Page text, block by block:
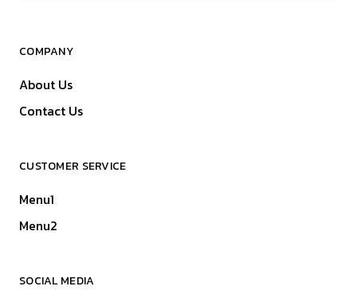
COMPANY
About Us
Contact Us
CUSTOMER SERVICE
Menu1
Menu2
SOCIAL MEDIA